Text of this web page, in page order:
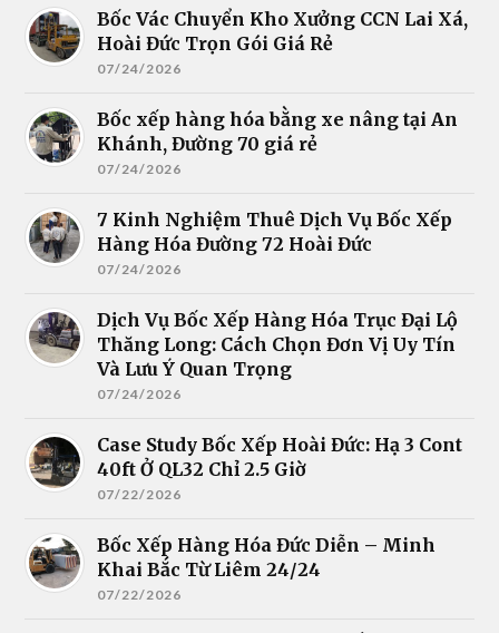
Bốc Vác Chuyển Kho Xưởng CCN Lai Xá,
Hoài Đức Trọn Gói Giá Rẻ
07/24/2026
Bốc xếp hàng hóa bằng xe nâng tại An
Khánh, Đường 70 giá rẻ
07/24/2026
7 Kinh Nghiệm Thuê Dịch Vụ Bốc Xếp
Hàng Hóa Đường 72 Hoài Đức
07/24/2026
Dịch Vụ Bốc Xếp Hàng Hóa Trục Đại Lộ
Thăng Long: Cách Chọn Đơn Vị Uy Tín
Và Lưu Ý Quan Trọng
07/24/2026
Case Study Bốc Xếp Hoài Đức: Hạ 3 Cont
40ft Ở QL32 Chỉ 2.5 Giờ
07/22/2026
Bốc Xếp Hàng Hóa Đức Diễn – Minh
Khai Bắc Từ Liêm 24/24
07/22/2026